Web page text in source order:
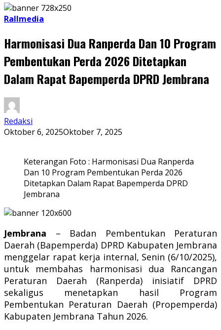
Rallmedia
Harmonisasi Dua Ranperda Dan 10 Program
Pembentukan Perda 2026 Ditetapkan
Dalam Rapat Bapemperda DPRD Jembrana
Redaksi
Oktober 6, 2025Oktober 7, 2025
Keterangan Foto : Harmonisasi Dua Ranperda
Dan 10 Program Pembentukan Perda 2026
Ditetapkan Dalam Rapat Bapemperda DPRD
Jembrana
Jembrana – Badan Pembentukan Peraturan
Daerah (Bapemperda) DPRD Kabupaten Jembrana
menggelar rapat kerja internal, Senin (6/10/2025),
untuk membahas harmonisasi dua Rancangan
Peraturan Daerah (Ranperda) inisiatif DPRD
sekaligus menetapkan hasil Program
Pembentukan Peraturan Daerah (Propemperda)
Kabupaten Jembrana Tahun 2026.